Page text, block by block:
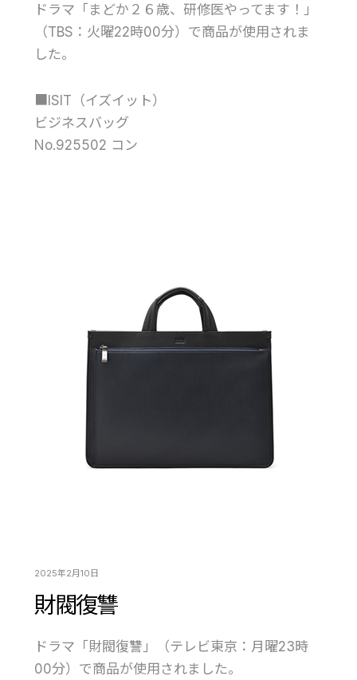
ドラマ「まどか２６歳、研修医やってます！」
（TBS：火曜22時00分）で商品が使用されま
した。
■ISIT（イズイット）
ビジネスバッグ
No.925502 コン
2025年2月10日
財閥復讐
ドラマ「財閥復讐」（テレビ東京：月曜23時
00分）で商品が使用されました。